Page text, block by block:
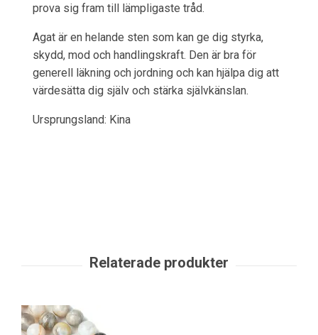
prova sig fram till lämpligaste tråd.
Agat är en helande sten som kan ge dig styrka,
skydd, mod och handlingskraft. Den är bra för
generell läkning och jordning och kan hjälpa dig att
värdesätta dig själv och stärka självkänslan.
Ursprungsland: Kina